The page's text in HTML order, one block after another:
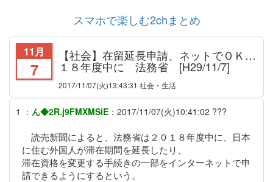
スマホで楽しむ2chまとめ
11月
7
【社会】在留延長申請、ネットでＯＫ…
１８年度中に 法務省 [H29/11/7]
2017/11/07(火)13:43:31 社会・生活
1 ： ん◆2R.j9FMXMSiE ： 2017/11/07(火)10:41:02 ???
読売新聞によると、法務省は２０１８年度中に、日本
に住む外国人が滞在期間を延長したり、
滞在資格を変更する手続きの一部をインターネットで申
請できるようにするという。